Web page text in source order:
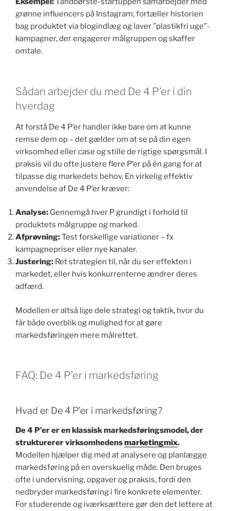
grønne influencers på Instagram, fortæller historien
bag produktet via blogindlæg og laver ”plastikfri uge”-
kampagner, der engagerer målgruppen og skaffer
omtale.
Sådan arbejder du med De 4 P’er i din
hverdag
At forstå De 4 P’er handler ikke bare om at kunne
remse dem op – det gælder om at se på din egen
virksomhed eller case og stille de rigtige spørgsmål. I
praksis vil du ofte justere flere P’er på én gang for at
tilpasse dig markedets behov. En virkelig effektiv
anvendelse af De 4 P’er kræver:
Analyse: Gennemgå hver P grundigt i forhold til
produktets målgruppe og marked.
Afprøvning:Test forskellige variationer – fx
kampagnepriser eller nye kanaler.
Justering: Ret strategien til, når du ser effekten i
markedet, eller hvis konkurrenterne ændrer deres
adfærd.
Modellen er altså lige dele strategi og taktik, hvor du
får både overblik og mulighed for at gøre
markedsføringen mere målrettet.
FAQ: De 4 P’er i markedsføring
Hvad er De 4 P’er i markedsføring?
De 4 P’er er en klassisk markedsføringsmodel, der
strukturerer virksomhedensmarketingmix.
Modellen hjælper dig med at analysere og planlægge
markedsføring på en overskuelig måde. Den bruges
ofte i undervisning, opgaver og praksis, fordi den
nedbryder markedsføring i fire konkrete elementer.
For studerende og iværksættere gør den det lettere at